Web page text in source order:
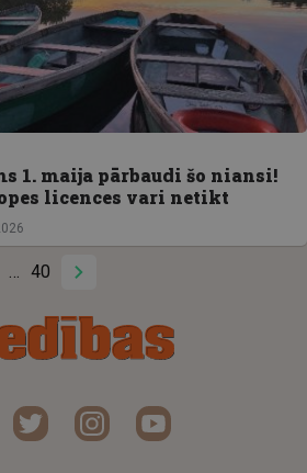
1. maija pārbaudi šo niansi!
licences vari netikt
40